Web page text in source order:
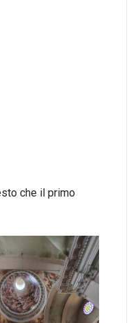
che il primo